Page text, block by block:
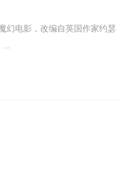
幻电影，改编自英国作家约瑟